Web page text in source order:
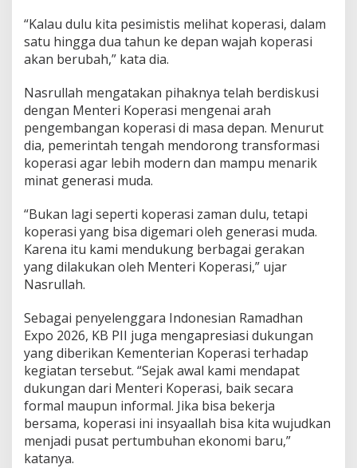
“Kalau dulu kita pesimistis melihat koperasi, dalam
satu hingga dua tahun ke depan wajah koperasi
akan berubah,” kata dia.
Nasrullah mengatakan pihaknya telah berdiskusi
dengan Menteri Koperasi mengenai arah
pengembangan koperasi di masa depan. Menurut
dia, pemerintah tengah mendorong transformasi
koperasi agar lebih modern dan mampu menarik
minat generasi muda.
“Bukan lagi seperti koperasi zaman dulu, tetapi
koperasi yang bisa digemari oleh generasi muda.
Karena itu kami mendukung berbagai gerakan
yang dilakukan oleh Menteri Koperasi,” ujar
Nasrullah.
Sebagai penyelenggara Indonesian Ramadhan
Expo 2026, KB PII juga mengapresiasi dukungan
yang diberikan Kementerian Koperasi terhadap
kegiatan tersebut. “Sejak awal kami mendapat
dukungan dari Menteri Koperasi, baik secara
formal maupun informal. Jika bisa bekerja
bersama, koperasi ini insyaallah bisa kita wujudkan
menjadi pusat pertumbuhan ekonomi baru,”
katanya.